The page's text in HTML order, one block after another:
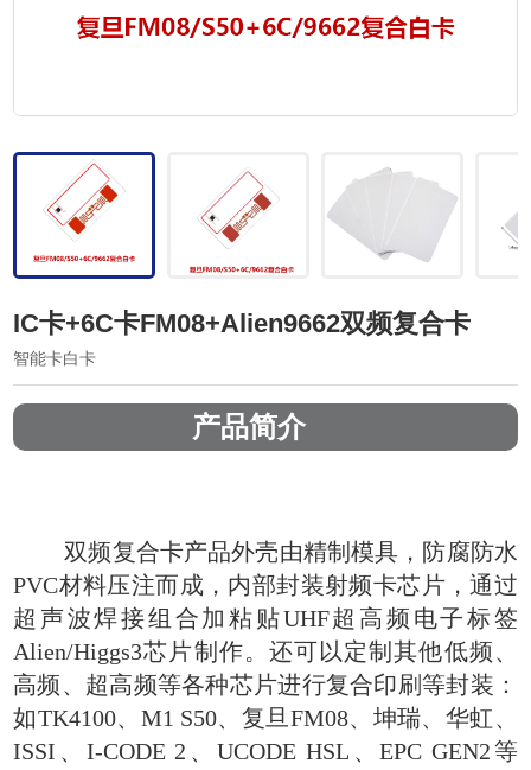
IC卡+6C卡FM08+Alien9662双频复合卡
智能卡白卡
产品简介
双频复合卡产品外壳由精制模具，防腐防水
PVC材料压注而成，内部封装射频卡芯片，通过
超声波焊接组合加粘贴UHF超高频电子标签
Alien/Higgs3芯片制作。还可以定制其他低频、
高频、超高频等各种芯片进行复合印刷等封装：
如TK4100、M1 S50、复旦FM08、坤瑞、华虹、
ISSI、I-CODE 2、UCODE HSL、EPC GEN2等